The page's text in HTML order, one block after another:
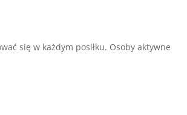
się w każdym posiłku. Osoby aktywne